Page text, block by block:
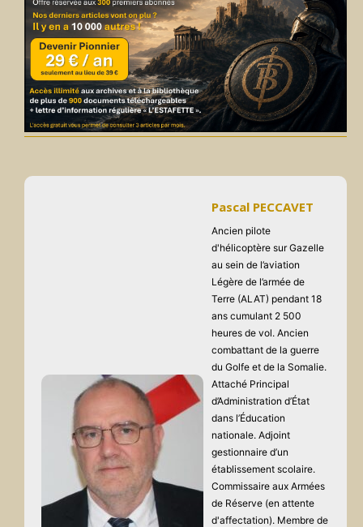
Pascal PECCAVET
Ancien pilote
d'hélicoptère sur Gazelle
au sein de l’aviation
Légère de l’armée de
Terre (ALAT) pendant 18
ans cumulant 2 500
heures de vol. Ancien
combattant de la guerre
du Golfe et de la Somalie.
Attaché Principal
d’Administration d’État
dans l’Éducation
nationale. Adjoint
gestionnaire d’un
établissement scolaire.
Commissaire aux Armées
de Réserve (en attente
d'affectation). Membre de